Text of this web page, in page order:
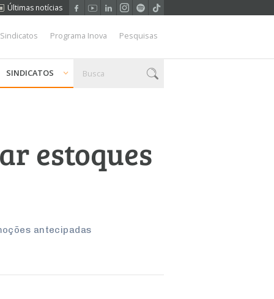
Últimas notícias
Programa Inova Pesquisas
SINDICATOS
estoques
antecipadas